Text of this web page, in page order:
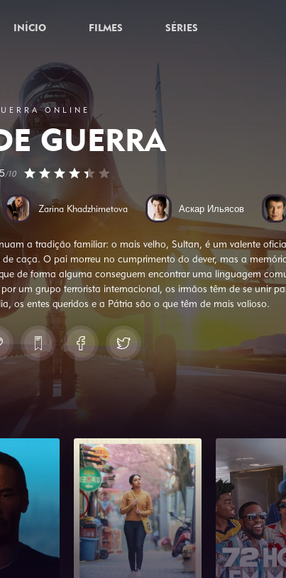
INÍCIO FILMES SÉRIES
ONLINE
GUERRA
/10
Zarina Khadzhimetova Аскар Ильясов
a tradição familiar: o mais velho, Sultan, é um valente
caça. O pai morreu no cumprimento do dever, mas a
de forma alguma conseguem encontrar uma linguagem
um grupo terrorista internacional, os irmãos têm de se unir
os entes queridos e a Pátria são o que têm de mais valioso.